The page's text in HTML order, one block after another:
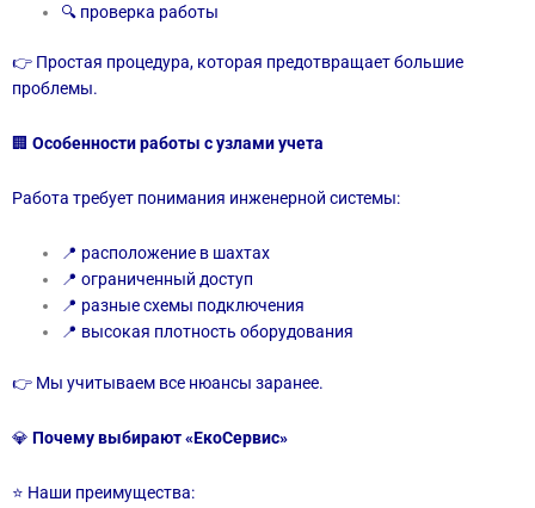
🔍 проверка работы
👉 Простая процедура, которая предотвращает большие
проблемы.
🏢 Особенности работы с узлами учета
Работа требует понимания инженерной системы:
📍 расположение в шахтах
📍 ограниченный доступ
📍 разные схемы подключения
📍 высокая плотность оборудования
👉 Мы учитываем все нюансы заранее.
💎 Почему выбирают «ЕкоСервис»
⭐ Наши преимущества: